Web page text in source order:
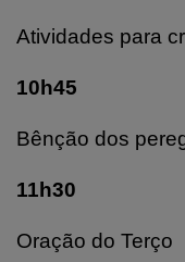
Atividades para
10h45
Bênção dos
11h30
Oração do Terço